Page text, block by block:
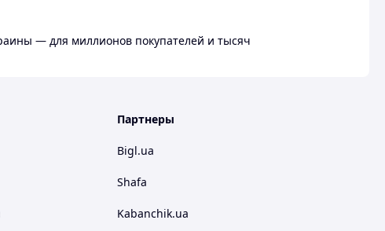
— для миллионов покупателей и тысяч
Партнеры
Bigl.ua
Shafa
Kabanchik.ua